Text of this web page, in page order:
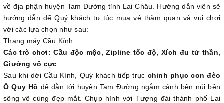
về địa phận huyện Tam Đường tỉnh Lai Châu. Hướng dẫn viên sẽ
hướng dẫn để Quý khách tự túc mua vé thăm quan và vui chơi
với các lựa chọn như sau:
Thang máy Cầu Kính
Các trò chơi: Cầu độc mộc, Zipline tốc độ, Xích đu tử thần,
Giường vô cực
Sau khi dời Cầu Kính, Quý khách tiếp trục chinh phục con đèo
Ô Quy Hồ để dẫn tới huyện Tam Đường ngắm cảnh bên núi bên
sông vô cùng đẹp mắt. Chụp hình với Tượng đài thành phố Lai